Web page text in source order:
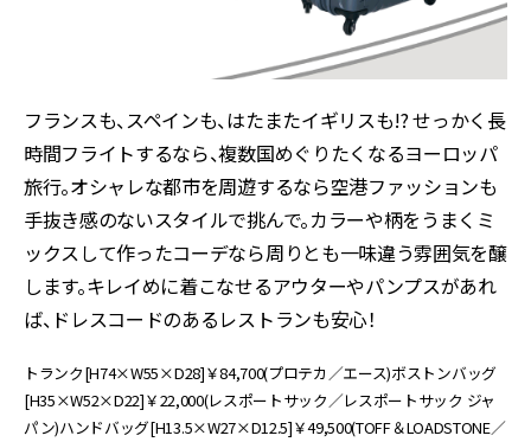
フランスも、スペインも、はたまたイギリスも!? せっかく長
時間フライトするなら、複数国めぐりたくなるヨーロッパ
旅行。オシャレな都市を周遊するなら空港ファッションも
手抜き感のないスタイルで挑んで。カラーや柄をうまくミ
ックスして作ったコーデなら周りとも一味違う雰囲気を醸
します。キレイめに着こなせるアウターやパンプスがあれ
ば、ドレスコードのあるレストランも安心！
トランク[H74×W55×D28]￥84,700(プロテカ／エース)ボストンバッグ
[H35×W52×D22]￥22,000(レスポートサック／レスポートサック ジャ
パン)ハンドバッグ[H13.5×W27×D12.5]￥49,500(TOFF＆LOADSTONE／